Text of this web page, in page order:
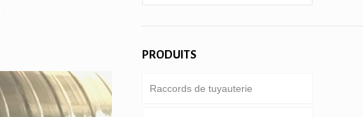
PRODUITS
Raccords de tuyauterie